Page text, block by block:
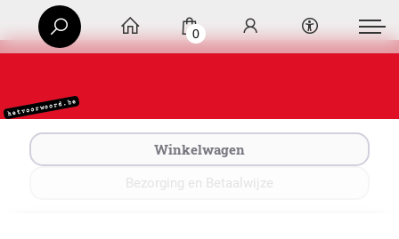
0
Winkelwagen
Bezorging en Betaalwijze